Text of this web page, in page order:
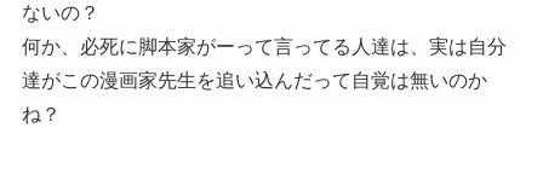
ないの？
何か、必死に脚本家がーって言ってる人達は、実は自分
達がこの漫画家先生を追い込んだって自覚は無いのか
ね？